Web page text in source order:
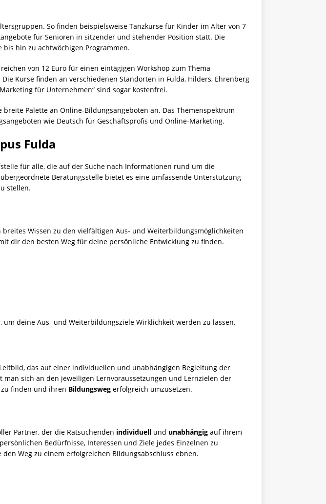
So finden beispielsweise Tanzkurse für Kinder im Alter von 7
für Senioren in sitzender und stehender Position statt. Die
hin zu achtwöchigen Programmen.
von 12 Euro für einen eintägigen Workshop zum Thema
Kurse finden an verschiedenen Standorten in Fulda, Hilders, Ehrenberg
für Unternehmen“ sind sogar kostenfrei.
Palette an Online-Bildungsangeboten an. Das Themenspektrum
wie Deutsch für Geschäftsprofis und Online-Marketing.
Fulda
für alle, die auf der Suche nach Informationen rund um die
Beratungsstelle bietet es eine umfassende Unterstützung
stellen.
Wissen zu den vielfältigen Aus- und Weiterbildungsmöglichkeiten
dir den besten Weg für deine persönliche Entwicklung zu finden.
deine Aus- und Weiterbildungsziele Wirklichkeit werden zu lassen.
das auf einer individuellen und unabhängigen Begleitung der
sich an den jeweiligen Lernvoraussetzungen und Lernzielen der
zu finden und ihren Bildungsweg erfolgreich umzusetzen.
Partner, der die Ratsuchenden individuell und unabhängig auf ihrem
Bedürfnisse, Interessen und Ziele jedes Einzelnen zu
Weg zu einem erfolgreichen Bildungsabschluss ebnen.